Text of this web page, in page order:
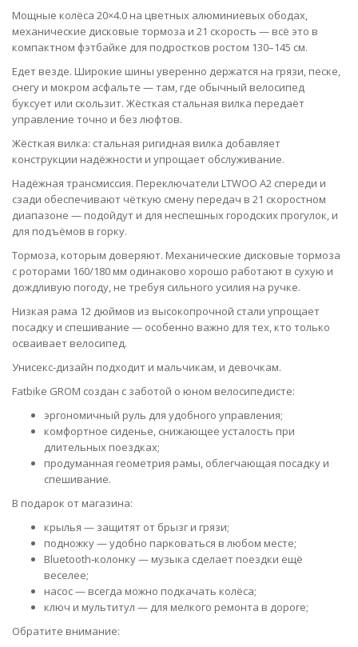
Мощные колёса 20×4.0 на цветных алюминиевых ободах,
механические дисковые тормоза и 21 скорость — всё это в
компактном фэтбайке для подростков ростом 130–145 см.
Едет везде. Широкие шины уверенно держатся на грязи, песке,
снегу и мокром асфальте — там, где обычный велосипед
буксует или скользит. Жёсткая стальная вилка передаёт
управление точно и без люфтов.
Жёсткая вилка: стальная ригидная вилка добавляет
конструкции надёжности и упрощает обслуживание.
Надёжная трансмиссия. Переключатели LTWOO A2 спереди и
сзади обеспечивают чёткую смену передач в 21 скоростном
диапазоне — подойдут и для неспешных городских прогулок, и
для подъёмов в горку.
Тормоза, которым доверяют. Механические дисковые тормоза
с роторами 160/180 мм одинаково хорошо работают в сухую и
дождливую погоду, не требуя сильного усилия на ручке.
Низкая рама 12 дюймов из высокопрочной стали упрощает
посадку и спешивание — особенно важно для тех, кто только
осваивает велосипед.
Унисекс-дизайн подходит и мальчикам, и девочкам.
Fatbike GROM создан с заботой о юном велосипедисте:
эргономичный руль для удобного управления;
комфортное сиденье, снижающее усталость при
длительных поездках;
продуманная геометрия рамы, облегчающая посадку и
спешивание.
В подарок от магазина:
крылья — защитят от брызг и грязи;
подножку — удобно парковаться в любом месте;
Bluetooth‑колонку — музыка сделает поездки ещё
веселее;
насос — всегда можно подкачать колёса;
ключ и мультитул — для мелкого ремонта в дороге;
Обратите внимание: